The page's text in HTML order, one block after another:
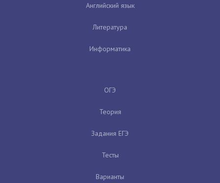
Английский язык
Литература
Информатика
ОГЭ
Теория
Задания ЕГЭ
Тесты
Варианты